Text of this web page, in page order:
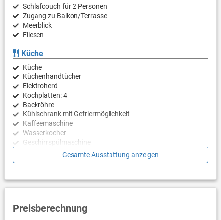
Schlafcouch für 2 Personen
Zugang zu Balkon/Terrasse
Meerblick
Fliesen
Küche
Küche
Küchenhandtücher
Elektroherd
Kochplatten: 4
Backröhre
Kühlschrank mit Gefriermöglichkeit
Kaffeemaschine
Wasserkocher
Geschirrspülmaschine
Schlafzimmer
Schlafzimmer mit 2 Einzelbetten, Meerblick, Parkett
Badezimmer
Gesamte Ausstattung anzeigen
Preisberechnung